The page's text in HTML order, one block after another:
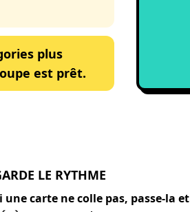
plus
est prêt.
LE RYTHME
une carte ne colle pas, passe-la et